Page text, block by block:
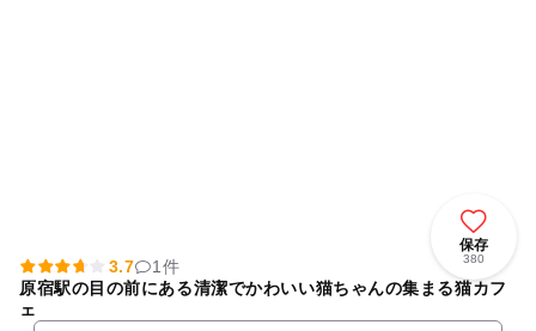
保存
380
3.7
1件
原宿駅の目の前にある清潔でかわいい猫ちゃんの集まる猫カフ
ェ